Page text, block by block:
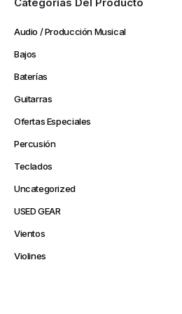
Audio / Producción Musical
Bajos
Baterías
Guitarras
Ofertas Especiales
Percusión
Teclados
Uncategorized
USED GEAR
Vientos
Violines